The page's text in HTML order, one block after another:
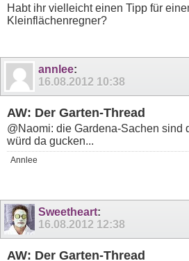
Habt ihr vielleicht einen Tipp für
Kleinflächenregner?
annlee:
16.08.2012 10:38
AW: Der Garten-Thread
@Naomi: die Gardena-Sachen sind
würd da gucken...
Annlee
Sweetheart:
16.08.2012 12:38
AW: Der Garten-Thread